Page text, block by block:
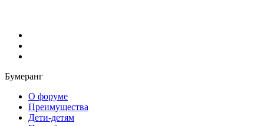
Бумеранг
О форуме
Преимущества
Дети-детям